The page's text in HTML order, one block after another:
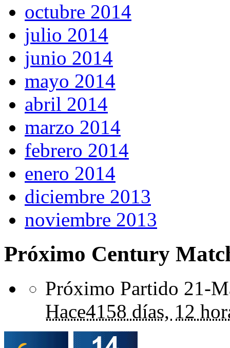
octubre 2014
julio 2014
junio 2014
mayo 2014
abril 2014
marzo 2014
febrero 2014
enero 2014
diciembre 2013
noviembre 2013
Próximo Century
Próximo Partido 21-
Hace4158 días, 12